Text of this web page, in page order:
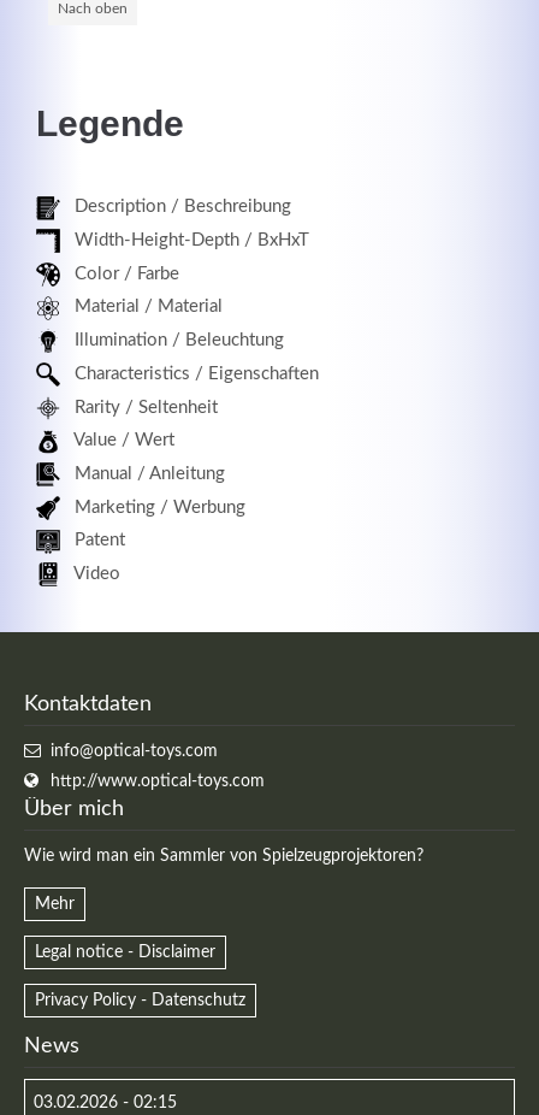
Nach oben
Legende
Description / Beschreibung
Width-Height-Depth / BxHxT
Color / Farbe
Material / Material
Illumination / Beleuchtung
Characteristics / Eigenschaften
Rarity / Seltenheit
Value / Wert
Manual / Anleitung
Marketing / Werbung
Patent
Video
Kontaktdaten
info@optical-toys.com
http://www.optical-toys.com
Über mich
Wie wird man ein Sammler von Spielzeugprojektoren?
Mehr
Legal notice - Disclaimer
Privacy Policy - Datenschutz
News
03.02.2026 - 02:15